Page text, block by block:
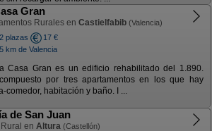
Gran
Rurales en Castielfabib (Valencia)
plazas
17 €
km de Valencia
Casa Gran es un edificio rehabilitado del 1.890.
por tres apartamentos en los que hay
comedor, habitación y baño. I ...
de San Juan
en Altura (Castellón)